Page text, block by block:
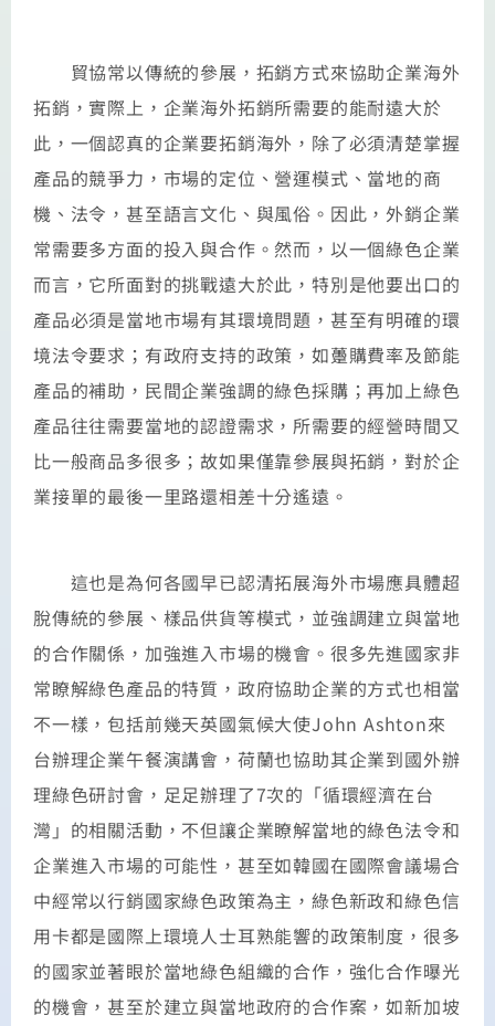
貿協常以傳統的參展，拓銷方式來協助企業海外
拓銷，實際上，企業海外拓銷所需要的能耐遠大於
此，一個認真的企業要拓銷海外，除了必須清楚掌握
產品的競爭力，市場的定位、營運模式、當地的商
機、法令，甚至語言文化、與風俗。因此，外銷企業
常需要多方面的投入與合作。然而，以一個綠色企業
而言，它所面對的挑戰遠大於此，特別是他要出口的
產品必須是當地市場有其環境問題，甚至有明確的環
境法令要求；有政府支持的政策，如躉購費率及節能
產品的補助，民間企業強調的綠色採購；再加上綠色
產品往往需要當地的認證需求，所需要的經營時間又
比一般商品多很多；故如果僅靠參展與拓銷，對於企
業接單的最後一里路還相差十分遙遠。
這也是為何各國早已認清拓展海外市場應具體超
脫傳統的參展、樣品供貨等模式，並強調建立與當地
的合作關係，加強進入市場的機會。很多先進國家非
常瞭解綠色產品的特質，政府協助企業的方式也相當
不一樣，包括前幾天英國氣候大使John Ashton來
台辦理企業午餐演講會，荷蘭也協助其企業到國外辦
理綠色研討會，足足辦理了7次的「循環經濟在台
灣」的相關活動，不但讓企業瞭解當地的綠色法令和
企業進入市場的可能性，甚至如韓國在國際會議場合
中經常以行銷國家綠色政策為主，綠色新政和綠色信
用卡都是國際上環境人士耳熟能響的政策制度，很多
的國家並著眼於當地綠色組織的合作，強化合作曝光
的機會，甚至於建立與當地政府的合作案，如新加坡